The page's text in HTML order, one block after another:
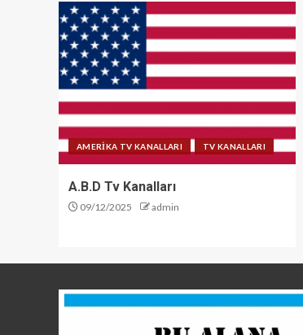
AMERİKA TV KANALLARI TV KANALLARI
A.B.D Tv Kanalları
09/12/2025 admin